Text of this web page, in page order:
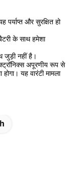
पर्याप्त और सुरक्षित हो
के साथ हमेशा
जुड़ी नहीं है।
अपूरणीय रूप से
यह वारंटी मामला